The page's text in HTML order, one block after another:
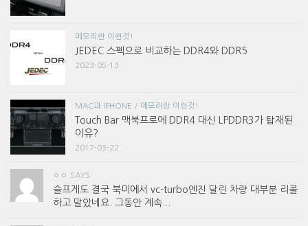
메모리란 이런것!
JEDEC 스펙으로 비교하는 DDR4와 DDR5
2023-05-13
MAC과 IPHONE / 메모리란 이런것!
Touch Bar 맥북프로에 DDR4 대신 LPDDR3가 탑재된
이유?
2017-03-22
ㅇㅇ SAYS:
슬프게도 결국 북미에서 vc-turbo엔진 달린 차량 대부분 리콜
하고 말았네요. 그동안 계속...